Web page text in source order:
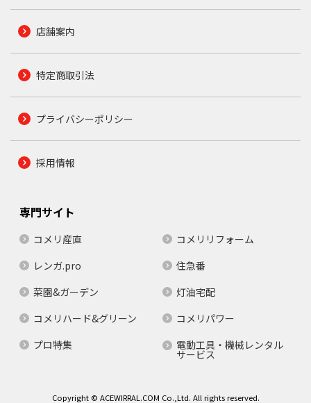
店舗案内
特定商取引法
プライバシーポリシー
採用情報
専門サイト
コメリ産直
コメリリフォーム
レンガ.pro
住急番
菜園&ガーデン
灯油宅配
コメリハード&グリーン
コメリパワー
プロ特集
電動工具・機械レンタル
サービス
Copyright © ACEWIRRAL.COM Co.,Ltd. All rights reserved.